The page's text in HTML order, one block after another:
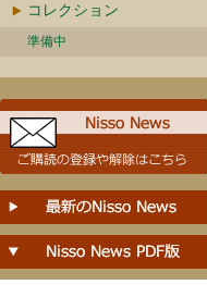
コレクション
準備中